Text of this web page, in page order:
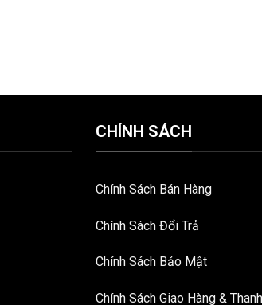
CHÍNH SÁCH
Chính Sách Bán Hàng
Chính Sách Đổi Trả
Chính Sách Bảo Mật
Chính Sách Giao Hàng &